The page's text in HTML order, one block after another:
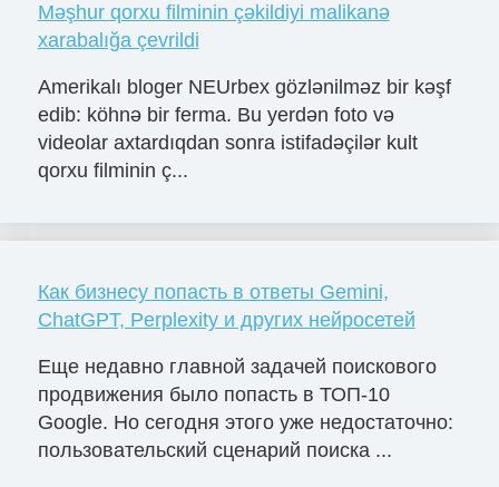
Məşhur qorxu filminin çəkildiyi malikanə
xarabalığa çevrildi
Amerikalı bloger NEUrbex gözlənilməz bir kəşf
edib: köhnə bir ferma. Bu yerdən foto və
videolar axtardıqdan sonra istifadəçilər kult
qorxu filminin ç...
Как бизнесу попасть в ответы Gemini,
ChatGPT, Perplexity и других нейросетей
Еще недавно главной задачей поискового
продвижения было попасть в ТОП-10
Google. Но сегодня этого уже недостаточно:
пользовательский сценарий поиска ...